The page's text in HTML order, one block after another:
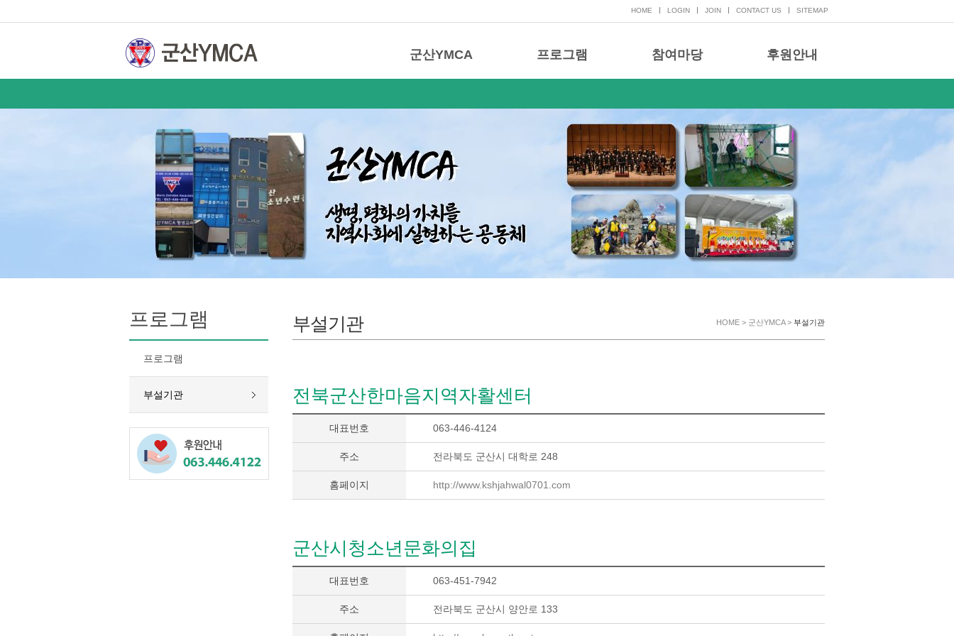
HOME LOGIN JOIN CONTACT US SITEMAP
군산YMCA 프로그램 참여마당 후원안내
프로그램
프로그램
부설기관
부설기관 HOME > 군산YMCA > 부설기관
전북군산한마음지역자활센터
대표번호 063-446-4124
주소 전라북도 군산시 대학로 248
홈페이지 http://www.kshjahwal0701.com
군산시청소년문화의집
대표번호 063-451-7942
주소 전라북도 군산시 양안로 133